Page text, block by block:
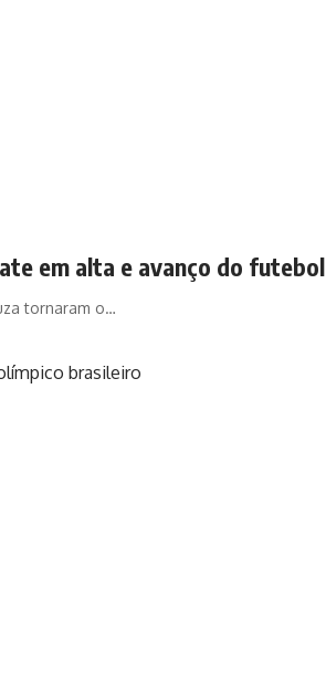
em alta e avanço do futebol
tornaram o…